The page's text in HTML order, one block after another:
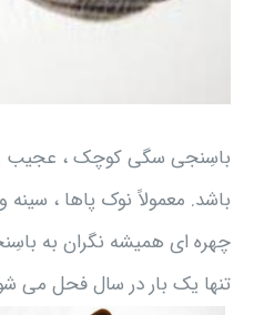
باسِنجی سگی کوچک ، عجیب
باشد. معمولاً نوک پاها ،
چهره ای همیشه نگران به
تنها یک بار در سال فحل می